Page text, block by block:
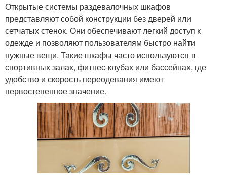
Открытые системы раздевалочных шкафов
представляют собой конструкции без дверей или
сетчатых стенок. Они обеспечивают легкий доступ к
одежде и позволяют пользователям быстро найти
нужные вещи. Такие шкафы часто используются в
спортивных залах, фитнес-клубах или бассейнах, где
удобство и скорость переодевания имеют
первостепенное значение.